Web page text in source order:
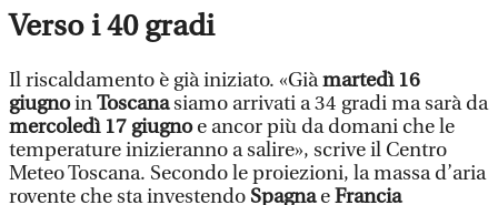
Verso i 40 gradi
Il riscaldamento è già iniziato. «Giàmartedì 16
giugnoinToscanasiamo arrivati a 34 gradi ma sarà da
mercoledì 17 giugnoe ancor più da domani che le
temperature inizieranno a salire», scrive il Centro
Meteo Toscana. Secondo le proiezioni, la massa d’aria
rovente che sta investendo SpagnaeFrancia